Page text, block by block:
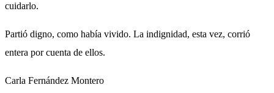
cuidarlo.
Partió digno, como había vivido. La indignidad, esta vez, corrió
entera por cuenta de ellos.
Carla Fernández Montero